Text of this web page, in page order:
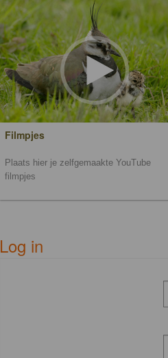
Filmpjes
Plaats hier je zelfgemaakte YouTube
filmpjes
Log in